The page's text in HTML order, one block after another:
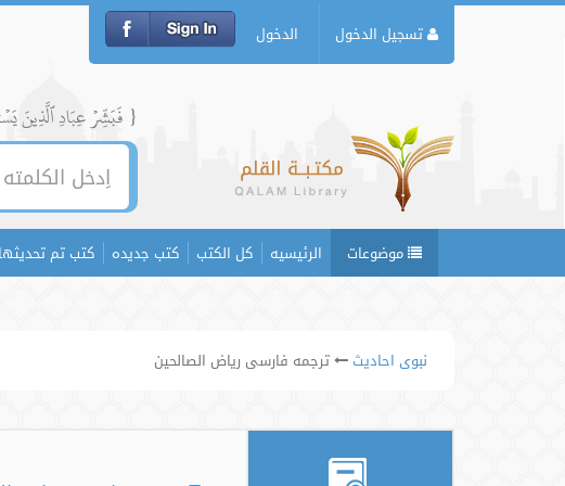
تسجيل الدخول الدخول
{ فَبَشِّرۡ عِبَادِ ٱلَّذِينَ
موضوعات الرئيسيه كل الكتب كتب جديده كتب تم تحديثها
نبوی احادیث ترجمه فارسی ریاض الصالحین